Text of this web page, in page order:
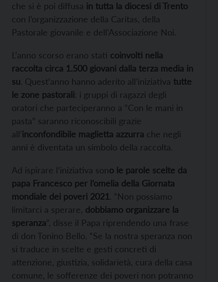
che si è poi diffusa in tutta la diocesi di Trento
con l’organizzazione della Caritas, della
Pastorale giovanile e dell’Associazione Noi.
L’anno scorso erano stati coinvolti nella
raccolta circa 1.500 giovani dalla terza media in
su. Quest’anno hanno aderito all’iniziativa tutte
le zone pastorali: i gruppi di ragazzi degli
oratori che parteciperanno a “Con le mani in
pasta” saranno riconoscibili grazie
all’inconfondibile maglietta azzurra che negli
anni è diventata un simbolo della raccolta.
Ad ispirare l’iniziativa sono le parole scelte da
papa Francesco per l’omelia della Giornata
mondiale dei poveri 2021. “Non possiamo
limitarci a sperare, dobbiamo organizzare la
speranza”, disse il Papa riprendendo una frase
di don Tonino Bello. “Se la nostra speranza non
si traduce in scelte e gesti concreti di
attenzione, giustizia, solidarietà, cura della casa
comune, le sofferenze dei poveri non potranno